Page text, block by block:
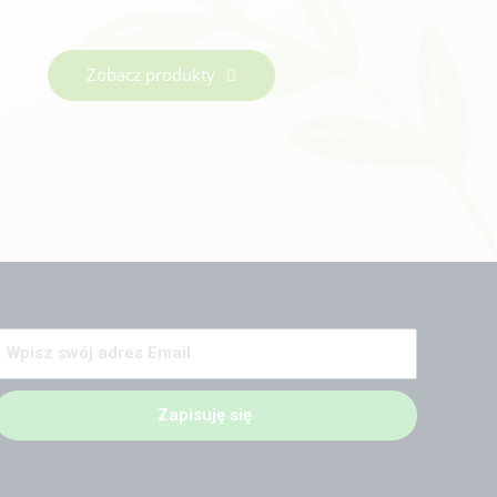
Zobacz produkty
Zapisuję się